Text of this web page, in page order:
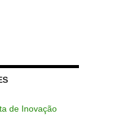
de Inovação